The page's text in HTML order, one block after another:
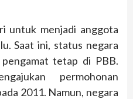
untuk menjadi anggota
Saat ini, status negara
tetap di PBB.
permohonan
2011. Namun, negara